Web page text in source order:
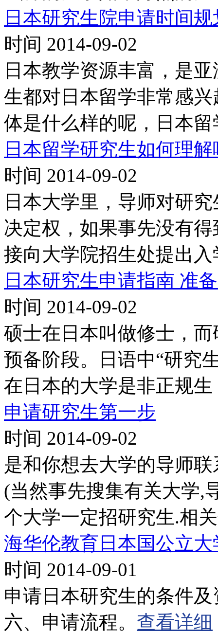
日本研究生院申请时间规
时间 2014-09-02
日本教学资源丰富，是
生都对日本留学非常感
体是什么样的呢，日本
日本留学研究生如何理解
时间 2014-09-02
日本大学里，导师对研
决定权，如果事先没有
接向大学院招生处提出
日本研究生申请指南 准
时间 2014-09-02
硕士在日本叫做修士，
预备阶段。日语中“研究
在日本的大学是非正规
申请研究生第一步
时间 2014-09-02
是和你想去大学的导师
(当然事先搜集有关大学,
个大学一定招研究生.相
海华伦教育日本国公立
时间 2014-09-01
申请日本研究生的条件
六、申请流程。 查看详细